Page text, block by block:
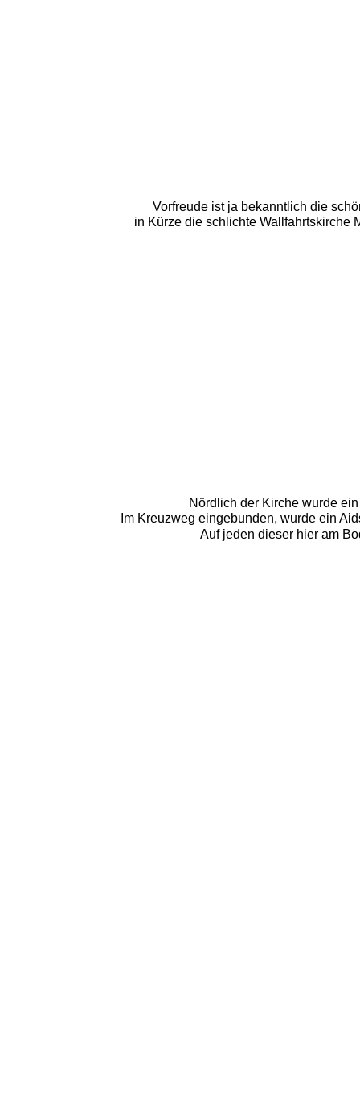
Vorfreude ist ja bekanntlich die
in Kürze die schlichte Wallfahrtskirche
Nördlich der Kirche wurde
Im Kreuzweg eingebunden, wurde ein
Auf jeden dieser hier am